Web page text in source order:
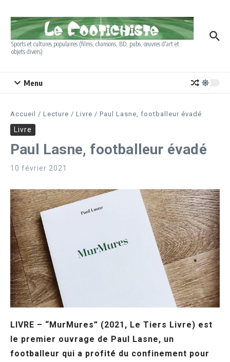
Sports et cultures populaires (films, chansons, BD, pubs, œuvres d'art et
objets divers)
Menu
Accueil / Lecture / Livre / Paul Lasne, footballeur évadé
Livre
Paul Lasne, footballeur évadé
10 février 2021
LIVRE – “MurMures” (2021, Le Tiers Livre) est
le premier ouvrage de Paul Lasne, un
footballeur qui a profité du confinement pour